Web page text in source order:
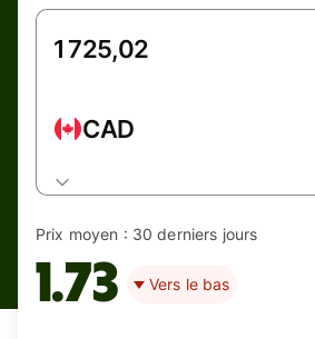
CAD
Prix moyen : 30 derniers jours
1.73 Vers le bas